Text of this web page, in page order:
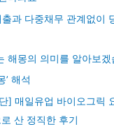
과 다중채무 관계없이
해몽의 의미를 알아보겠
’ 해석
] 매일유업 바이오그릭
산 정직한 후기